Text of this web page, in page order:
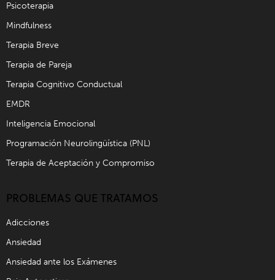
Psicoterapia
Mindfulness
Terapia Breve
Terapia de Pareja
Terapia Cognitivo Conductual
EMDR
Inteligencia Emocional
Programación Neurolingüística (PNL)
Terapia de Aceptación y Compromiso
PROBLEMAS QUE TRATAMOS
Adicciones
Ansiedad
Ansiedad ante los Exámenes